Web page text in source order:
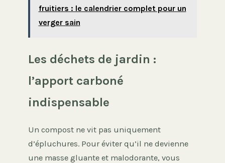
fruitiers : le calendrier complet pour un
verger sain
Les déchets de jardin :
l’apport carboné
indispensable
Un compost ne vit pas uniquement
d’épluchures. Pour éviter qu’il ne devienne
une masse gluante et malodorante, vous